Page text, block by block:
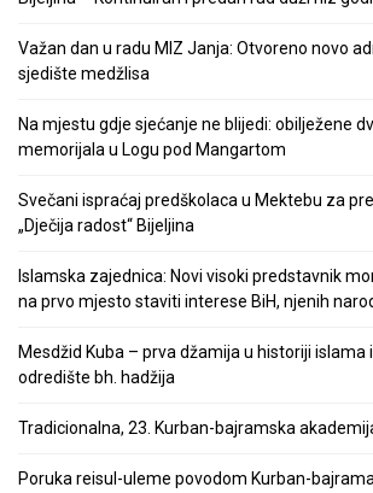
Važan dan u radu MIZ Janja: Otvoreno novo
sjedište medžlisa
Na mjestu gdje sjećanje ne blijedi: obilježene
memorijala u Logu pod Mangartom
Svečani ispraćaj predškolaca u Mektebu za
„Dječija radost“ Bijeljina
Islamska zajednica: Novi visoki predstavnik
na prvo mjesto staviti interese BiH, njenih
Mesdžid Kuba – prva džamija u historiji islama
odredište bh. hadžija
Tradicionalna, 23. Kurban-bajramska
Poruka reisul-uleme povodom Kurban-